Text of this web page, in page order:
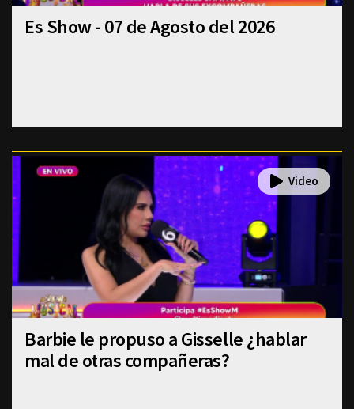
Es Show - 07 de Agosto del 2026
Barbie le propuso a Gisselle ¿hablar
mal de otras compañeras?